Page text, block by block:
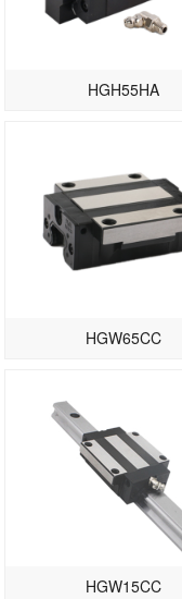
HGH55HA
HGW65CC
HGW15CC